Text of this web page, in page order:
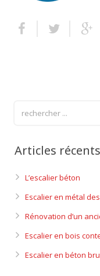
Escalier extérieur
Articles récents
L’escalier béton
Escalier en métal
Rénovation d’un
Escalier en bois
Escalier en béton